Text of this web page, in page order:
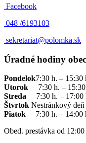
Facebook
048 /6193103
sekretariat@polomka.sk
Úradné hodiny
Pondelok7:30 h. – 15:30
Utorok 7:30 h. – 15:30
Streda 7:30 h. –
Štvrtok Nestránkový deň
Piatok
7:30 h. – 14:00
Obed. prestávka od